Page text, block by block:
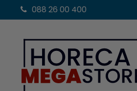
088 26 00 400